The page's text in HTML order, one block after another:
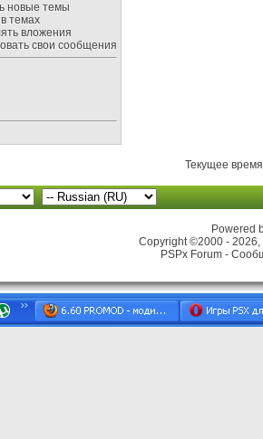
новые темы
темах
вложения
свои сообщения
Текущее
Powered
Copyright ©2000 -
PSPx Forum -